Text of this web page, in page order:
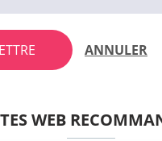
ANNULER
WEB